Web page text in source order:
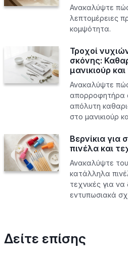
Ανακαλύψτε
λεπτομέρειες
κομψότητα.
Τροχοί
σκόνης:
μανικιούρ
Ανακαλύψτε
απορροφητήρα
απόλυτη
στο μανικιούρ
Βερνίκια για
πινέλα και
Ανακαλύψτε
κατάλληλα
τεχνικές για
εντυπωσιακά
Δείτε επίσης